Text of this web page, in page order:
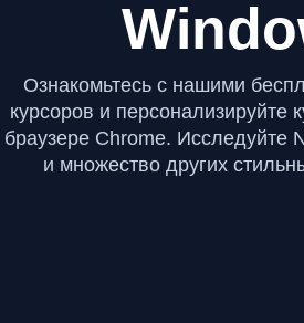
Ознакомьтесь с нашими
курсоров и персонализируйте
браузере Chrome. Исследуйте
и множество других